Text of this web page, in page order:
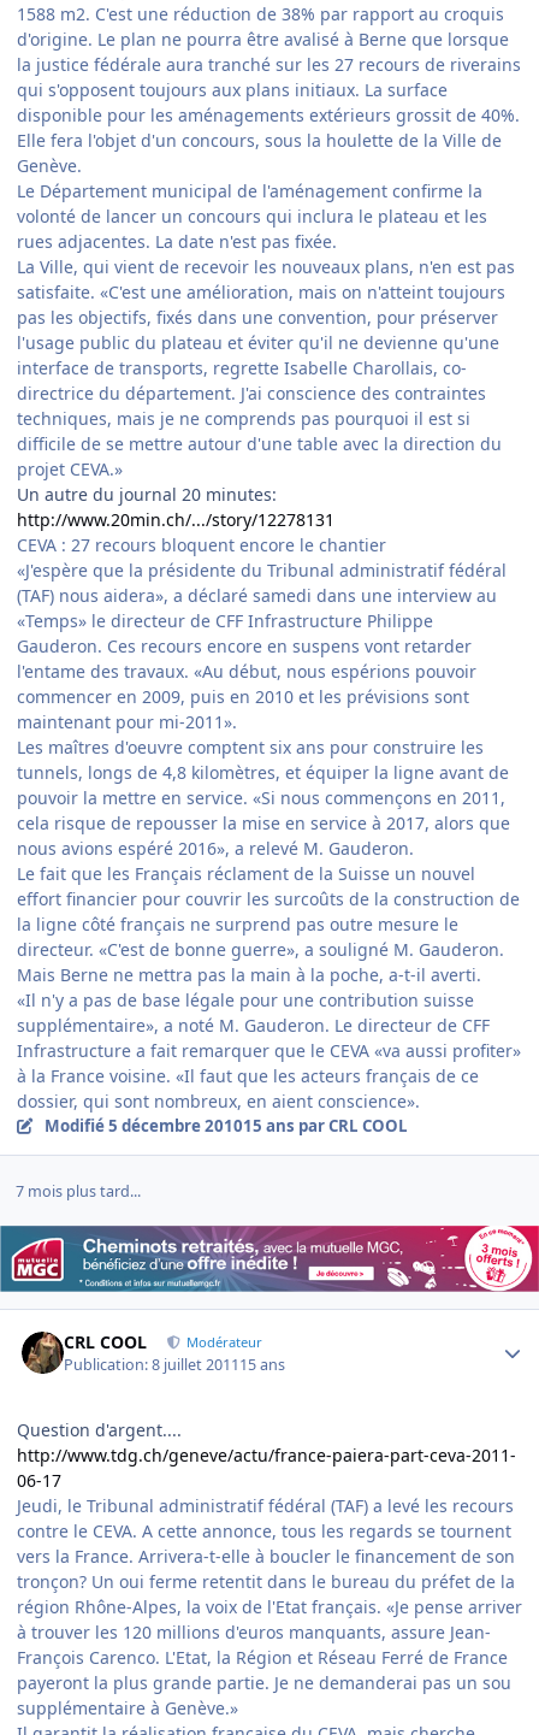
1588 m2. C'est une réduction de 38% par rapport au croquis
d'origine. Le plan ne pourra être avalisé à Berne que lorsque
la justice fédérale aura tranché sur les 27 recours de riverains
qui s'opposent toujours aux plans initiaux. La surface
disponible pour les aménagements extérieurs grossit de 40%.
Elle fera l'objet d'un concours, sous la houlette de la Ville de
Genève.
Le Département municipal de l'aménagement confirme la
volonté de lancer un concours qui inclura le plateau et les
rues adjacentes. La date n'est pas fixée.
La Ville, qui vient de recevoir les nouveaux plans, n'en est pas
satisfaite. «C'est une amélioration, mais on n'atteint toujours
pas les objectifs, fixés dans une convention, pour préserver
l'usage public du plateau et éviter qu'il ne devienne qu'une
interface de transports, regrette Isabelle Charollais, co-
directrice du département. J'ai conscience des contraintes
techniques, mais je ne comprends pas pourquoi il est si
difficile de se mettre autour d'une table avec la direction du
projet CEVA.»
Un autre du journal 20 minutes:
http://www.20min.ch/.../story/12278131
CEVA : 27 recours bloquent encore le chantier
«J'espère que la présidente du Tribunal administratif fédéral
(TAF) nous aidera», a déclaré samedi dans une interview au
«Temps» le directeur de CFF Infrastructure Philippe
Gauderon. Ces recours encore en suspens vont retarder
l'entame des travaux. «Au début, nous espérions pouvoir
commencer en 2009, puis en 2010 et les prévisions sont
maintenant pour mi-2011».
Les maîtres d'oeuvre comptent six ans pour construire les
tunnels, longs de 4,8 kilomètres, et équiper la ligne avant de
pouvoir la mettre en service. «Si nous commençons en 2011,
cela risque de repousser la mise en service à 2017, alors que
nous avions espéré 2016», a relevé M. Gauderon.
Le fait que les Français réclament de la Suisse un nouvel
effort financier pour couvrir les surcoûts de la construction de
la ligne côté français ne surprend pas outre mesure le
directeur. «C'est de bonne guerre», a souligné M. Gauderon.
Mais Berne ne mettra pas la main à la poche, a-t-il averti.
«Il n'y a pas de base légale pour une contribution suisse
supplémentaire», a noté M. Gauderon. Le directeur de CFF
Infrastructure a fait remarquer que le CEVA «va aussi profiter»
à la France voisine. «Il faut que les acteurs français de ce
dossier, qui sont nombreux, en aient conscience».
Modifié5 décembre 201015 ans par CRL COOL
7 mois plus tard...
CRL COOL Modérateur
Publication:8 juillet 201115 ans
Question d'argent....
http://www.tdg.ch/geneve/actu/france-paiera-part-ceva-2011-
06-17
Jeudi, le Tribunal administratif fédéral (TAF) a levé les recours
contre le CEVA. A cette annonce, tous les regards se tournent
vers la France. Arrivera-t-elle à boucler le financement de son
tronçon? Un oui ferme retentit dans le bureau du préfet de la
région Rhône-Alpes, la voix de l'Etat français. «Je pense arriver
à trouver les 120 millions d'euros manquants, assure Jean-
François Carenco. L'Etat, la Région et Réseau Ferré de France
payeront la plus grande partie. Je ne demanderai pas un sou
supplémentaire à Genève.»